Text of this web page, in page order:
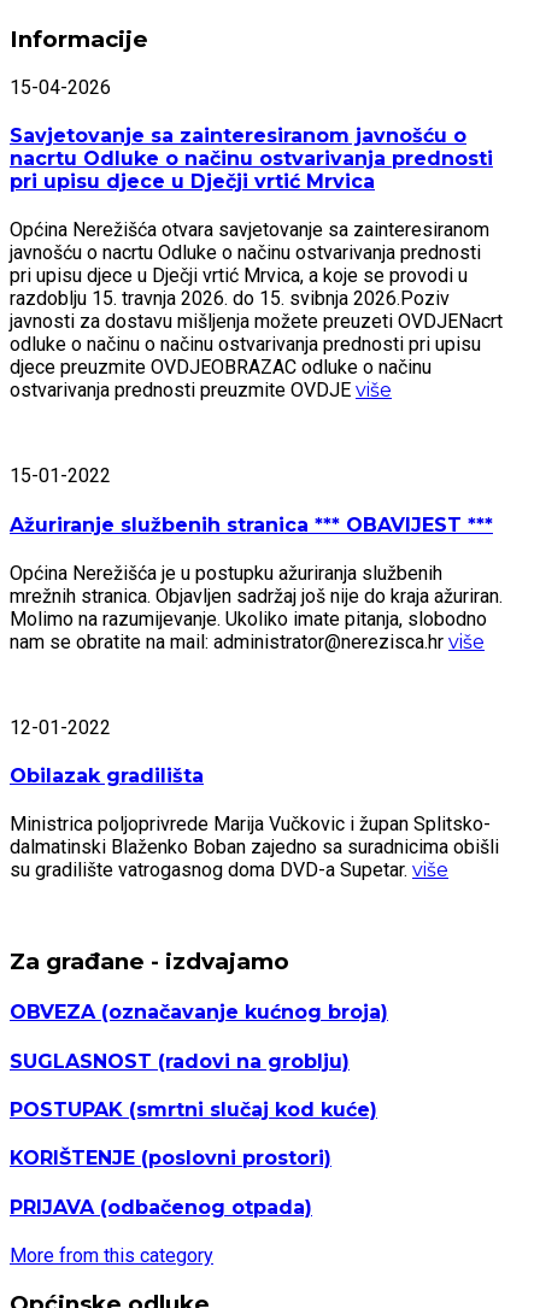
Informacije
15-04-2026
Savjetovanje sa zainteresiranom javnošću o
nacrtu Odluke o načinu ostvarivanja prednosti
pri upisu djece u Dječji vrtić Mrvica
Općina Nerežišća otvara savjetovanje sa zainteresiranom
javnošću o nacrtu Odluke o načinu ostvarivanja prednosti
pri upisu djece u Dječji vrtić Mrvica, a koje se provodi u
razdoblju 15. travnja 2026. do 15. svibnja 2026.Poziv
javnosti za dostavu mišljenja možete preuzeti OVDJENacrt
odluke o načinu o načinu ostvarivanja prednosti pri upisu
djece preuzmite OVDJEOBRAZAC odluke o načinu
ostvarivanja prednosti preuzmite OVDJE više
15-01-2022
Ažuriranje službenih stranica *** OBAVIJEST ***
Općina Nerežišća je u postupku ažuriranja službenih
mrežnih stranica. Objavljen sadržaj još nije do kraja ažuriran.
Molimo na razumijevanje. Ukoliko imate pitanja, slobodno
nam se obratite na mail: administrator@nerezisca.hr više
12-01-2022
Obilazak gradilišta
Ministrica poljoprivrede Marija Vučkovic i župan Splitsko-
dalmatinski Blaženko Boban zajedno sa suradnicima obišli
su gradilište vatrogasnog doma DVD-a Supetar. više
Za građane - izdvajamo
OBVEZA(označavanje kućnog broja)
SUGLASNOST (radovi na groblju)
POSTUPAK (smrtni slučaj kod kuće)
KORIŠTENJE (poslovni prostori)
PRIJAVA (odbačenog otpada)
More from this category